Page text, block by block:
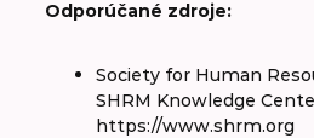
Odporúčané zdroje:
Society for Human
SHRM Knowledge
https://www.shrm.org